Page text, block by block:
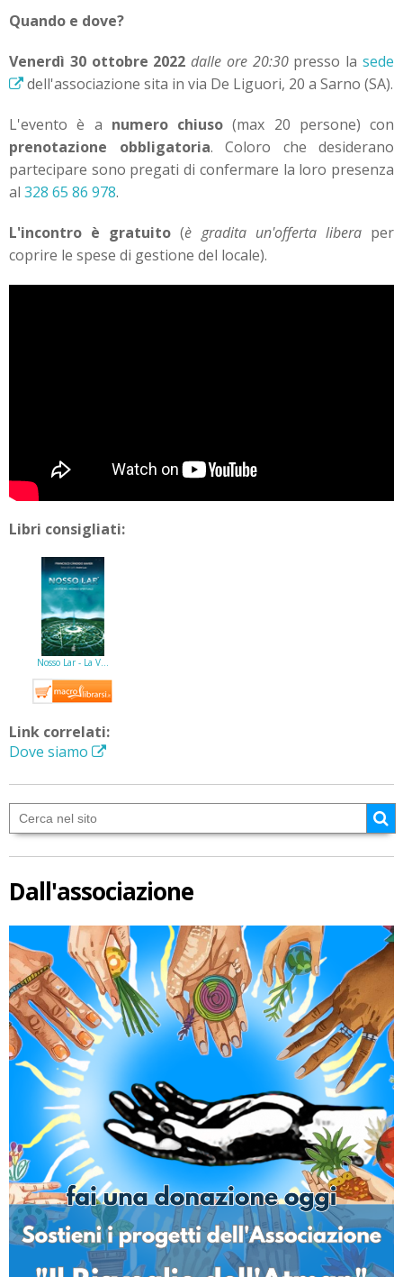
Quando e dove?
Venerdì 30 ottobre 2022 dalle ore 20:30presso lasede
dell'associazione sita in via De Liguori, 20 a Sarno (SA).
L'evento è a numero chiuso (max 20 persone) con
prenotazione obbligatoria. Coloro che desiderano
partecipare sono pregati di confermare la loro presenza
al 328 65 86 978.
L'incontro è gratuito (è gradita un'offerta liberaper
coprire le spese di gestione del locale).
Libri consigliati:
Nosso Lar - La V…
Link correlati:
Dove siamo
Dall'associazione